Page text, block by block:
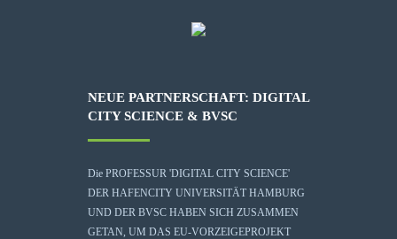
NEUE PARTNERSCHAFT: DIGITAL
CITY SCIENCE & BVSC
Die PROFESSUR 'DIGITAL CITY SCIENCE'
DER HAFENCITY UNIVERSITÄT HAMBURG
UND DER BVSC HABEN SICH ZUSAMMEN
GETAN, UM DAS EU-VORZEIGEPROJEKT